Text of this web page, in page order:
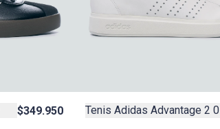
$349.950 Tenis Adidas Advantage 2 0